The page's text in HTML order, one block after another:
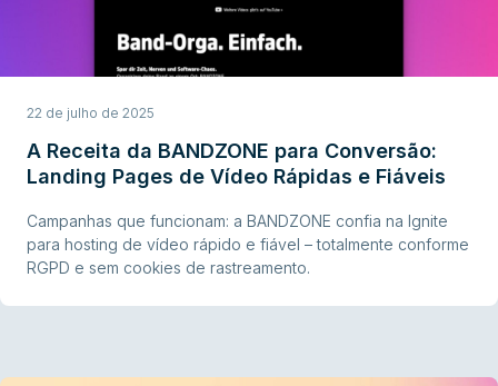
22 de julho de 2025
A Receita da BANDZONE para Conversão:
Landing Pages de Vídeo Rápidas e Fiáveis
Campanhas que funcionam: a BANDZONE confia na Ignite
para hosting de vídeo rápido e fiável – totalmente conforme
RGPD e sem cookies de rastreamento.